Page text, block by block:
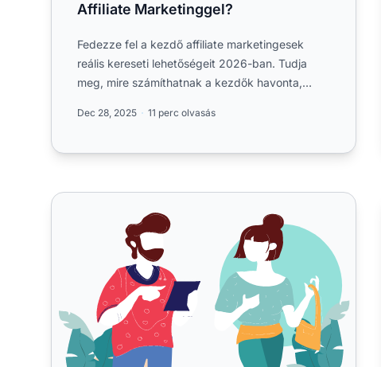
Affiliate Marketinggel?
Fedezze fel a kezdő affiliate marketingesek
reális kereseti lehetőségeit 2026-ban. Tudja
meg, mire számíthatnak a kezdők havonta,
Dec 28, 2025 11 perc olvasás
5 törvény a tökéletes partnerprogramhoz